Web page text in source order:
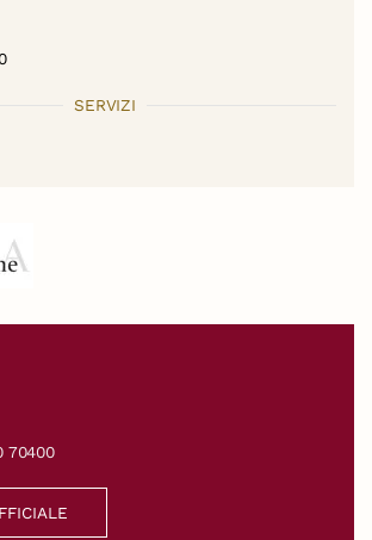
SERVIZI
70400